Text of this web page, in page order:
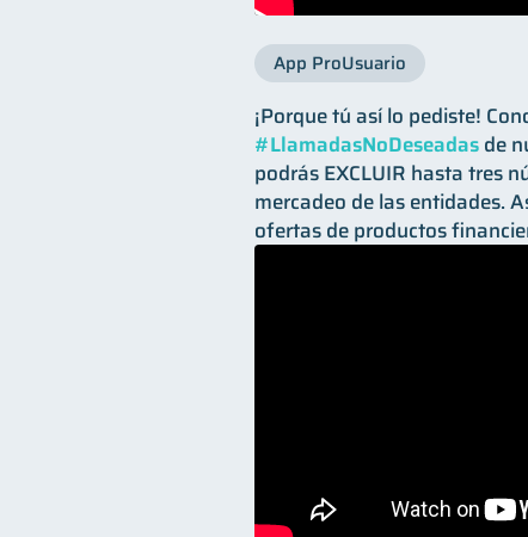
App ProUsuario
¡Porque tú así lo pediste!
#LlamadasNoDeseadasde
podrás EXCLUIR hasta tres
mercadeo de las entidades.
ofertas de productos